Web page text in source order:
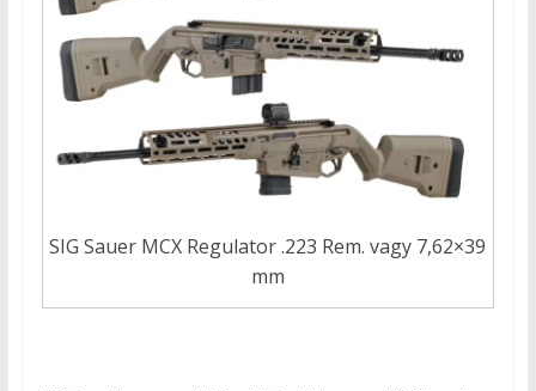
SIG Sauer MCX Regulator .223 Rem. vagy 7,62×39
mm